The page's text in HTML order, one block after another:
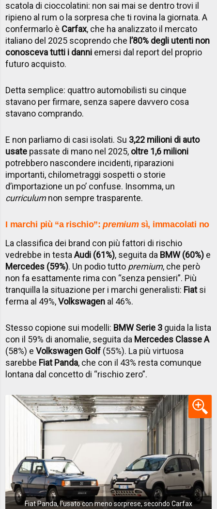
scatola di cioccolatini: non sai mai se dentro trovi il
ripieno al rum o la sorpresa che ti rovina la giornata. A
confermarlo è Carfax, che ha analizzato il mercato
italiano del 2025 scoprendo che l’80% degli utenti non
conosceva tutti i danni emersi dal report del proprio
futuro acquisto.
Detta semplice: quattro automobilisti su cinque
stavano per firmare, senza sapere davvero cosa
stavano comprando.
E non parliamo di casi isolati. Su 3,22 milioni di auto
usate passate di mano nel 2025, oltre 1,6 milioni
potrebbero nascondere incidenti, riparazioni
importanti, chilometraggi sospetti o storie
d’importazione un po’ confuse. Insomma, un
curriculumnon sempre trasparente.
I marchi più “a rischio”:premiumsì, immacolati no
La classifica dei brand con più fattori di rischio
vedrebbe in testaAudi (61%), seguita da BMW (60%) e
Mercedes (59%). Un podio tutto premium, che però
non fa esattamente rima con “senza pensieri”. Più
tranquilla la situazione per i marchi generalisti: Fiatsi
ferma al 49%,Volkswagen al 46%.
Stesso copione sui modelli: BMW Serie 3 guida la lista
con il 59% di anomalie, seguita da Mercedes Classe A
(58%) eVolkswagen Golf (55%). La più virtuosa
sarebbe Fiat Panda, che con il 43% resta comunque
lontana dal concetto di “rischio zero”.
Fiat Panda, l'usato con meno sorprese, secondo Carfax